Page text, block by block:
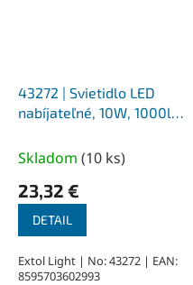
43272 | Svietidlo LED
nabíjateľné, 10W, 1000lm,
Skladom (10 ks)
23,32 €
DETAIL
Extol Light | No: 43272 | EAN:
8595703602993